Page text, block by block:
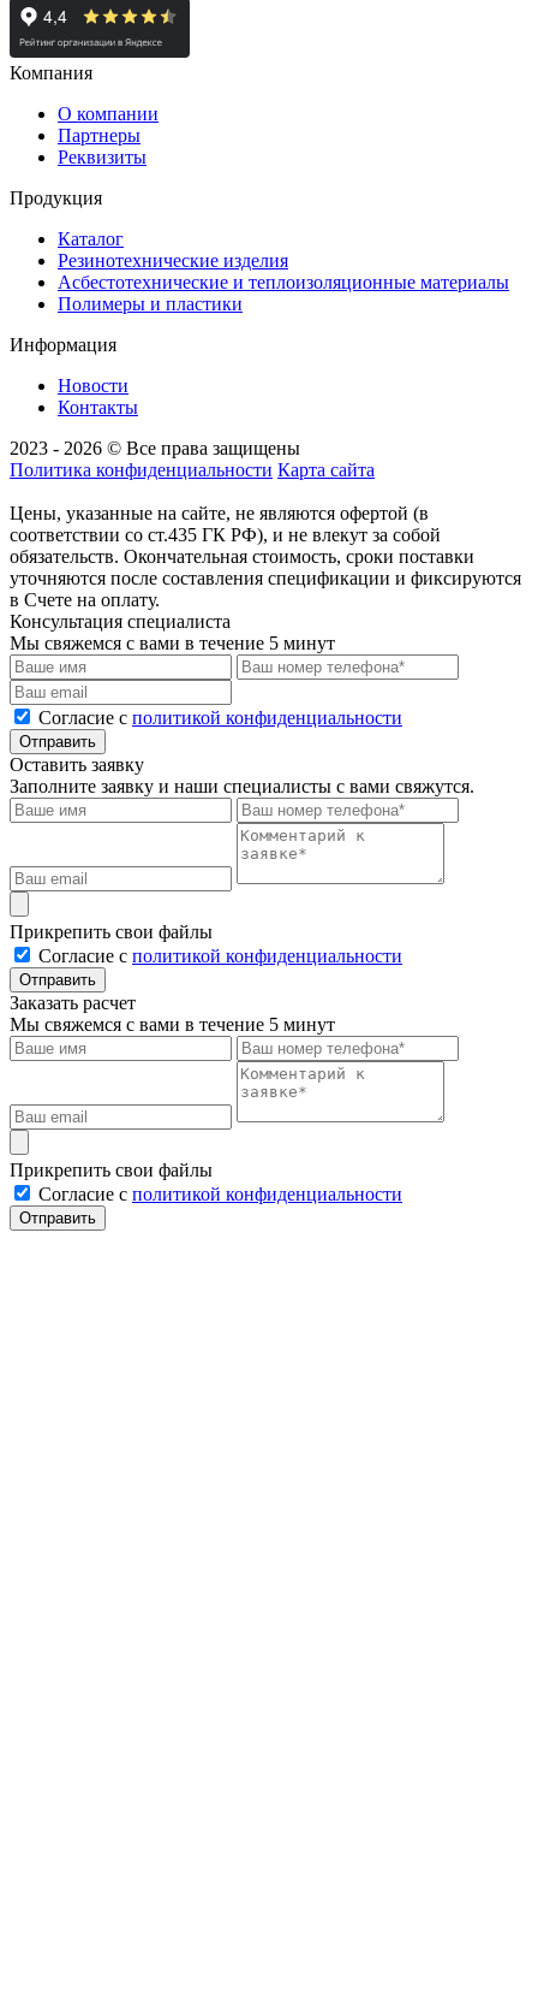
Компания
О компании
Партнеры
Реквизиты
Продукция
Каталог
Резинотехнические изделия
Асбестотехнические и теплоизоляционные материалы
Полимеры и пластики
Информация
Новости
Контакты
2023 - 2026 © Все права защищены
Политика конфиденциальности Карта сайта
Цены, указанные на сайте, не являются офертой (в
соответствии со ст.435 ГК РФ), и не влекут за собой
обязательств. Окончательная стоимость, сроки поставки
уточняются после составления спецификации и фиксируются
в Счете на оплату.
Консультация специалиста
Мы свяжемся с вами в течение 5 минут
Cогласие с политикой конфиденциальности
Отправить
Оставить заявку
Заполните заявку и наши специалисты с вами свяжутся.
Прикрепить свои файлы
Cогласие с политикой конфиденциальности
Отправить
Заказать расчет
Мы свяжемся с вами в течение 5 минут
Прикрепить свои файлы
Cогласие с политикой конфиденциальности
Отправить